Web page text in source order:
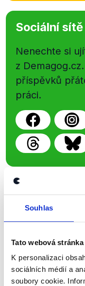
Souhlas
Tato webová
K personalizaci
sociálních médií a
soubory cookie.
Sociální sítě
Nenechte si
z
příspěvků
práci.
IČO: 05140544
Žižkov, 130 00
Zapsaný ve
Praze.